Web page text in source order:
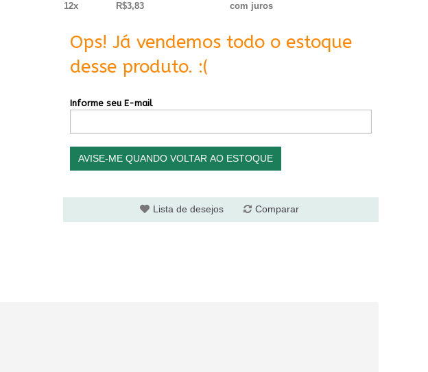
12x
R$3,83 com juros
Ops! Já vendemos todo o estoque
desse produto. :(
Informe seu E-mail
AVISE-ME QUANDO VOLTAR AO ESTOQUE
Lista de desejos Comparar